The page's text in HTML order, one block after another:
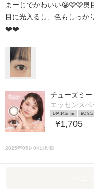
まーじでかわいい😭🩷🩷奥
目に光入るし、色もしっか
❤️❤️
チューズミー
エッセンスベ
DIA 14.2mm BC
¥1,705
2025年05月04日投稿